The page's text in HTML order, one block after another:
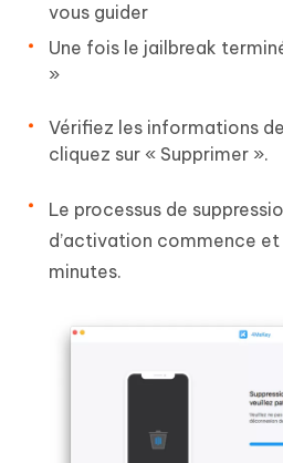
vous guider
Une fois le jailbreak
»
Vérifiez les informations
cliquez sur « Supprimer ».
Le processus de
d’activation commence et
minutes.